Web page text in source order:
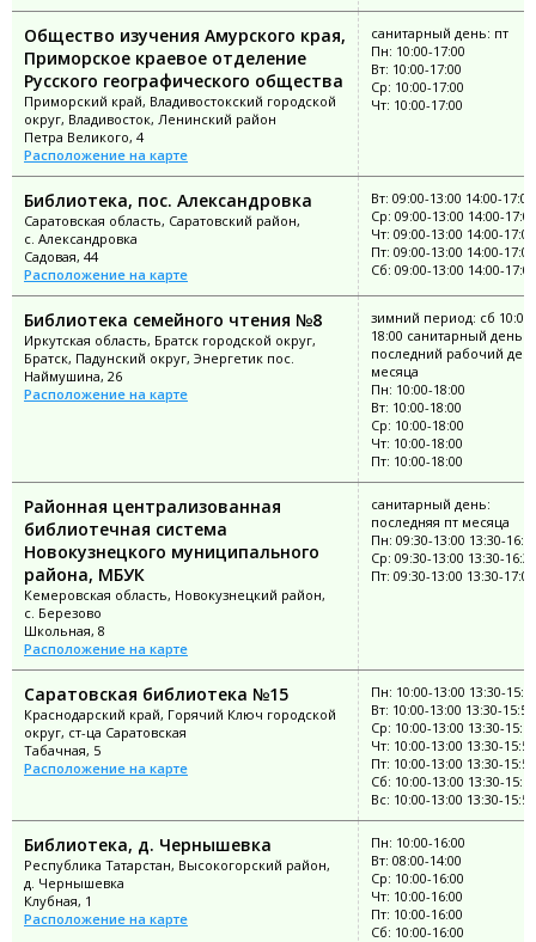
Общество изучения Амурского края,
Приморское краевое отделение
Русского географического общества
Приморский край, Владивостокский городской
округ, Владивосток, Ленинский район
Петра Великого, 4
Расположение на карте
санитарный день: пт
Пн: 10:00-17:00
Вт: 10:00-17:00
Ср: 10:00-17:00
Чт: 10:00-17:00
Библиотека, пос. Александровка
Саратовская область, Саратовский район,
с. Александровка
Садовая, 44
Расположение на карте
Вт: 09:00-13:00 14:00-17:00
Ср: 09:00-13:00 14:00-17:00
Чт: 09:00-13:00 14:00-17:00
Пт: 09:00-13:00 14:00-17:00
Сб: 09:00-13:00 14:00-17:00
Библиотека семейного чтения №8
Иркутская область, Братск городской округ,
Братск, Падунский округ, Энергетик пос.
Наймушина, 26
Расположение на карте
зимний период: сб 10:00-
18:00 санитарный день:
последний рабочий
месяца
Пн: 10:00-18:00
Вт: 10:00-18:00
Ср: 10:00-18:00
Чт: 10:00-18:00
Пт: 10:00-18:00
Районная централизованная
библиотечная система
Новокузнецкого муниципального
района, МБУК
Кемеровская область, Новокузнецкий район,
с. Березово
Школьная, 8
Расположение на карте
санитарный день:
последняя пт месяца
Пн: 09:30-13:00 13:30-
Ср: 09:30-13:00 13:30-16:30
Пт: 09:30-13:00 13:30-17:00
Саратовская библиотека №15
Краснодарский край, Горячий Ключ городской
округ, ст-ца Саратовская
Табачная, 5
Расположение на карте
Пн: 10:00-13:00 13:30-
Вт: 10:00-13:00 13:30-15:55
Ср: 10:00-13:00 13:30-15:55
Чт: 10:00-13:00 13:30-15:55
Пт: 10:00-13:00 13:30-15:55
Сб: 10:00-13:00 13:30-15:55
Вс: 10:00-13:00 13:30-15:55
Библиотека, д. Чернышевка
Республика Татарстан, Высокогорский район,
д. Чернышевка
Клубная, 1
Расположение на карте
Пн: 10:00-16:00
Вт: 08:00-14:00
Ср: 10:00-16:00
Чт: 10:00-16:00
Пт: 10:00-16:00
Сб: 10:00-16:00